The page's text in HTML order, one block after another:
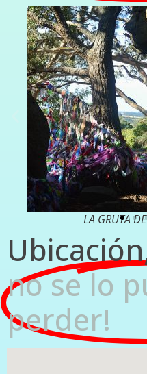
LA GRUTA
no se lo
perder!